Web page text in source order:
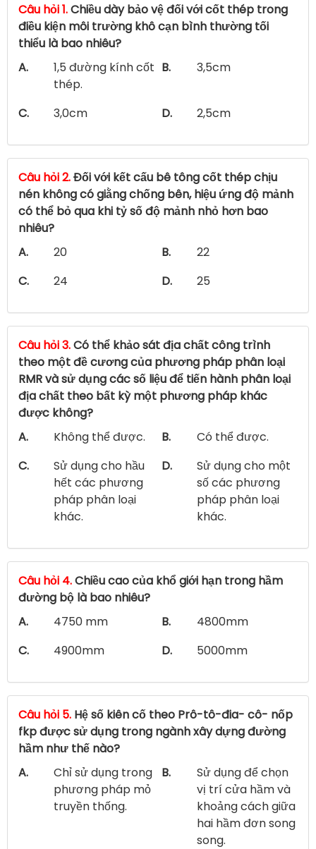
Câu hỏi 1.Chiều dày bảo vệ đối với cốt thép trong
điều kiện môi trường khô cạn bình thường tối
thiểu là bao nhiêu?
A.
1,5 đường kính cốt
thép.
B. 3,5cm
C. 3,0cm D. 2,5cm
Câu hỏi 2.Đối với kết cấu bê tông cốt thép chịu
nén không có giằng chống bên, hiệu ứng độ mảnh
có thể bỏ qua khi tỷ số độ mảnh nhỏ hơn bao
nhiêu?
A.
20 B.
22
C.
24 D. 25
Câu hỏi 3.Có thể khảo sát địa chất công trình
theo một đề cương của phương pháp phân loại
RMR và sử dụng các số liệu để tiến hành phân loại
địa chất theo bất kỳ một phương pháp khác
được không?
A.
Không thể được. B.
Có thể được.
C.
Sử dụng cho hầu
hết các phương
pháp phân loại
khác.
D.
Sử dụng cho một
số các phương
pháp phân loại
khác.
Câu hỏi 4.Chiều cao của khổ giới hạn trong hầm
đường bộ là bao nhiêu?
A.
4750 mm B.
4800mm
C.
4900mm D. 5000mm
Câu hỏi 5. Hệ số kiên cố theo Prô-tô-đia- cô- nốp
fkp được sử dụng trong ngành xây dựng đường
hầm như thế nào?
A.
Chỉ sử dụng trong
phương pháp mỏ
truyền thống.
B.
Sử dụng để chọn
vị trí cửa hầm và
khoảng cách giữa
hai hầm đơn song
song.